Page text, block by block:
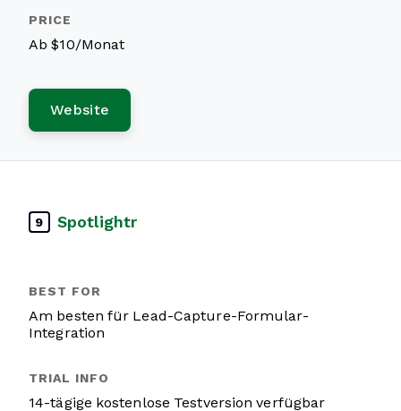
Ab $10/Monat
Website
9 Spotlightr
Am besten für Lead-Capture-Formular-
Integration
14-tägige kostenlose Testversion verfügbar